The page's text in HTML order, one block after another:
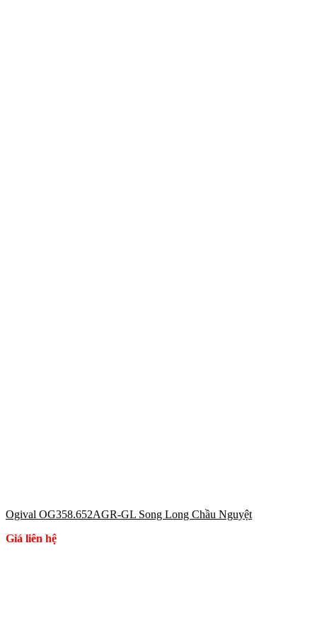
Ogival OG358.652AGR-GL Song Long Chầu Nguyệt
Giá liên hệ